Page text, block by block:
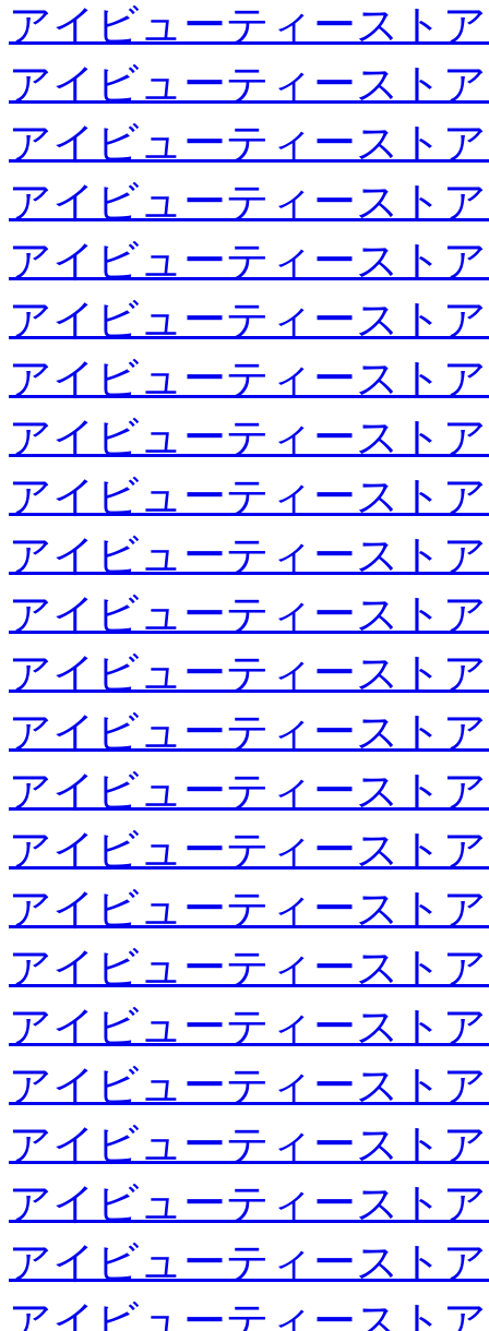
アイビューティースト
アイビューティースト
アイビューティースト
アイビューティースト
アイビューティースト
アイビューティースト
アイビューティースト
アイビューティースト
アイビューティースト
アイビューティースト
アイビューティースト
アイビューティースト
アイビューティースト
アイビューティースト
アイビューティースト
アイビューティースト
アイビューティースト
アイビューティースト
アイビューティースト
アイビューティースト
アイビューティースト
アイビューティースト
アイビューティースト